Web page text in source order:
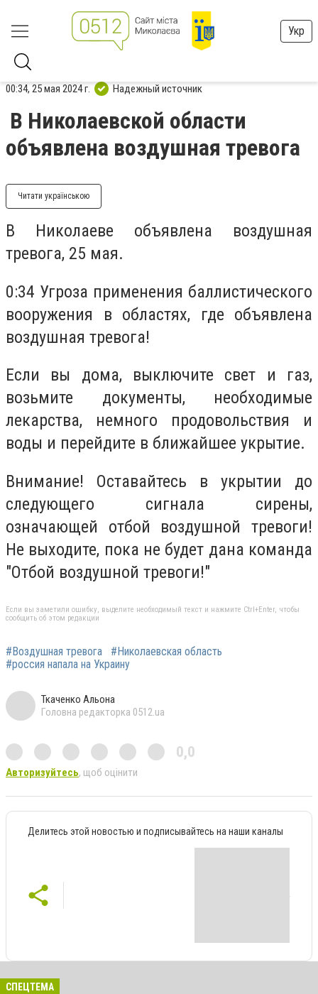
Укр
00:34, 25 мая 2024 г. Надежный источник
В Николаевской области
объявлена воздушная тревога
Читати українською
В Николаеве объявлена воздушная
тревога, 25 мая.
0:34 Угроза применения баллистического
вооружения в областях, где объявлена
воздушная тревога!
Если вы дома, выключите свет и газ,
возьмите документы, необходимые
лекарства, немного продовольствия и
воды и перейдите в ближайшее укрытие.
Внимание! Оставайтесь в укрытии до
следующего сигнала сирены,
означающей отбой воздушной тревоги!
Не выходите, пока не будет дана команда
"Отбой воздушной тревоги!"
Если вы заметили ошибку, выделите необходимый текст и нажмите Ctrl+Enter, чтобы
сообщить об этом редакции
#Воздушная тревога
#Николаевская область
#россия напала на Украину
Ткаченко Альона
Головна редакторка 0512.ua
0,0
Авторизуйтесь, щоб оцінити
Делитесь этой новостью и подписывайтесь на наши каналы
СПЕЦТЕМА